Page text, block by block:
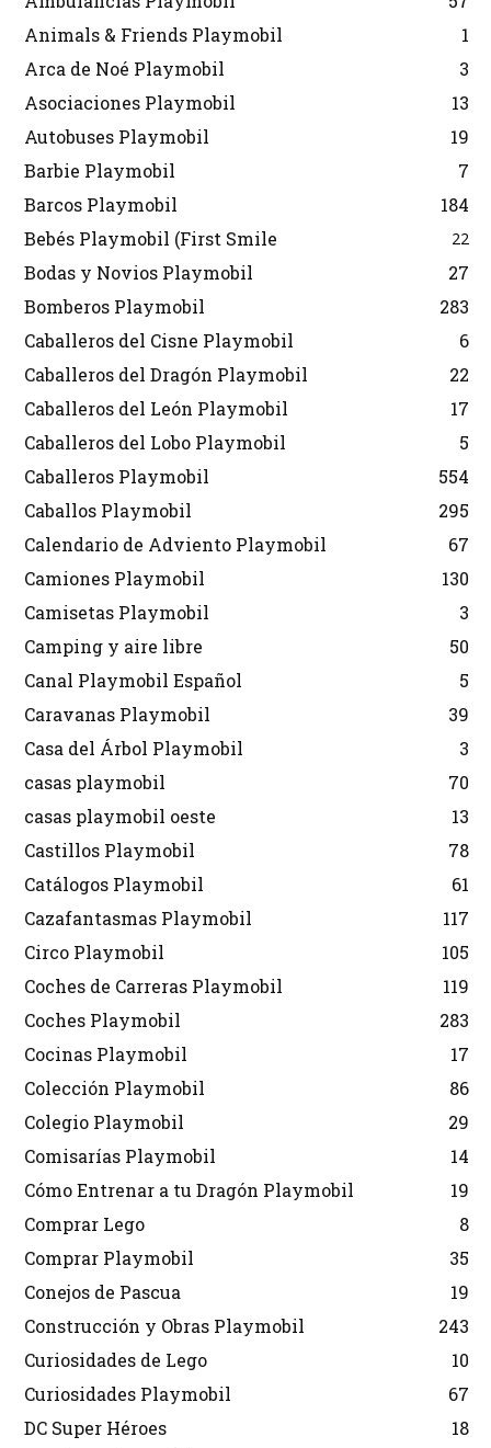
Animals & Friends Playmobil
1
Arca de Noé Playmobil
3
Asociaciones Playmobil
13
Autobuses Playmobil
19
Barbie Playmobil
7
Barcos Playmobil
184
Bebés Playmobil (First Smile
22
Bodas y Novios Playmobil
27
Bomberos Playmobil
283
Caballeros del Cisne Playmobil
6
Caballeros del Dragón Playmobil
22
Caballeros del León Playmobil
17
Caballeros del Lobo Playmobil
5
Caballeros Playmobil
554
Caballos Playmobil
295
Calendario de Adviento Playmobil
67
Camiones Playmobil
130
Camisetas Playmobil
3
Camping y aire libre
50
Canal Playmobil Español
5
Caravanas Playmobil
39
Casa del Árbol Playmobil
3
casas playmobil
70
casas playmobil oeste
13
Castillos Playmobil
78
Catálogos Playmobil
61
Cazafantasmas Playmobil
117
Circo Playmobil
105
Coches de Carreras Playmobil
119
Coches Playmobil
283
Cocinas Playmobil
17
Colección Playmobil
86
Colegio Playmobil
29
Comisarías Playmobil
14
Cómo Entrenar a tu Dragón Playmobil
19
Comprar Lego
8
Comprar Playmobil
35
Conejos de Pascua
19
Construcción y Obras Playmobil
243
Curiosidades de Lego
10
Curiosidades Playmobil
67
DC Super Héroes
18